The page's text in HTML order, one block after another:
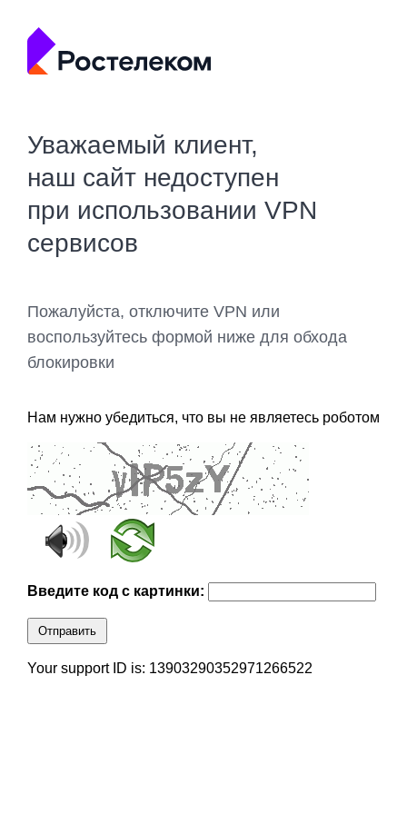
Уважаемый клиент,
наш сайт недоступен
при использовании VPN
сервисов
Пожалуйста, отключите VPN или
воспользуйтесь формой ниже для обхода
блокировки
Нам нужно убедиться, что вы не являетесь роботом
Введите код с картинки:
Отправить
Your support ID is: 13903290352971266522